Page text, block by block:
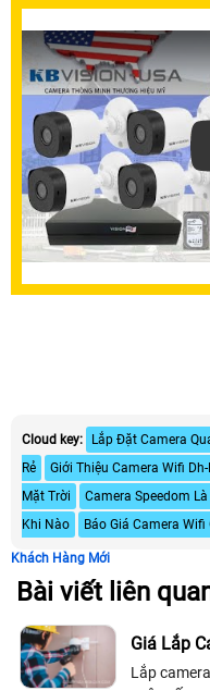
Cloud key:
Lắp Đặt Camera
Rẻ
Giới Thiệu Camera Wifi
Mặt Trời
Camera Speedom
Khi Nào
Báo Giá Camera Wifi
Khách Hàng Mới
Bài viết liên
Giá Lắp
Lắp